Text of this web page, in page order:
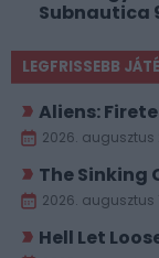
Subnautica
LEGFRISSEBB
Aliens:
2026. augusztus
The Sinking
2026. augusztus
Hell Let